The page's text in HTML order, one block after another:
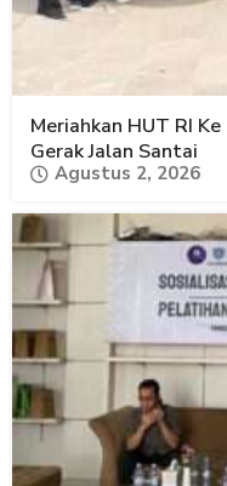
Meriahkan HUT RI
Gerak Jalan Santai
Agustus 2, 2026